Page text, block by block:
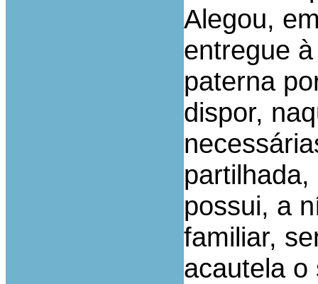
Alegou,
entregue
paterna
dispor,
possui, a
familiar,
acautela o